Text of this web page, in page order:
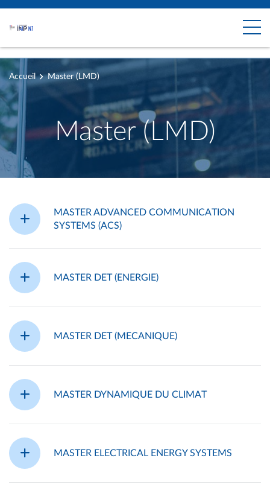
Accueil Master (LMD)
Master (LMD)
MASTER ADVANCED COMMUNICATION
SYSTEMS (ACS)
MASTER DET (ENERGIE)
MASTER DET (MECANIQUE)
MASTER DYNAMIQUE DU CLIMAT
MASTER ELECTRICAL ENERGY SYSTEMS